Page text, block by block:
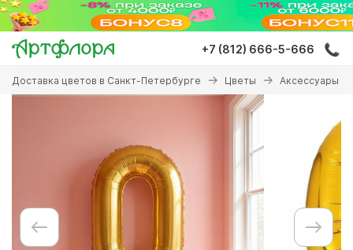
Перейти
основному
содержанию
+7 (812) 666-5-666
Вы
здесь
Доставка цветов в Санкт-Петербурге Цветы Аксессуары к